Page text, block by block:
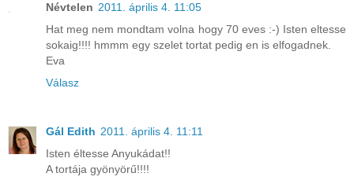
Névtelen 2011. április 4. 11:05
Hat meg nem mondtam volna hogy 70 eves :-) Isten eltesse
sokaig!!!! hmmm egy szelet tortat pedig en is elfogadnek.
Eva
Válasz
Gál Edith 2011. április 4. 11:11
Isten éltesse Anyukádat!!
A tortája gyönyörű!!!!